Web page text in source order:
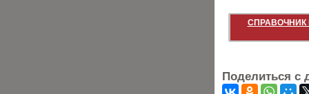
СПРАВОЧНИК
Поделиться с